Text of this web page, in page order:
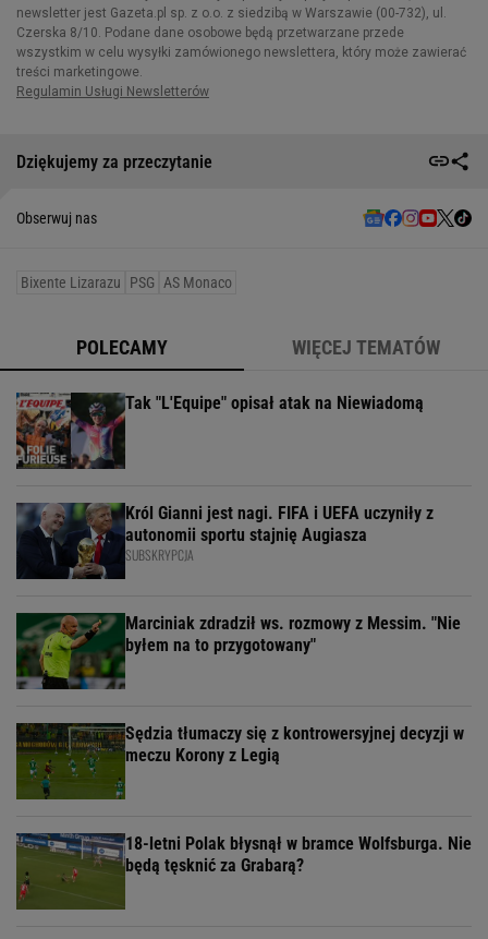
Dziękujemy za przeczytanie
Obserwuj nas
Bixente Lizarazu PSG AS Monaco
POLECAMY WIĘCEJ TEMATÓW
Tak "L'Equipe" opisał atak na Niewiadomą
Król Gianni jest nagi. FIFA i UEFA uczyniły z
autonomii sportu stajnię Augiasza
SUBSKRYPCJA
Marciniak zdradził ws. rozmowy z Messim. "Nie
byłem na to przygotowany"
Sędzia tłumaczy się z kontrowersyjnej decyzji w
meczu Korony z Legią
18-letni Polak błysnął w bramce Wolfsburga. Nie
będą tęsknić za Grabarą?